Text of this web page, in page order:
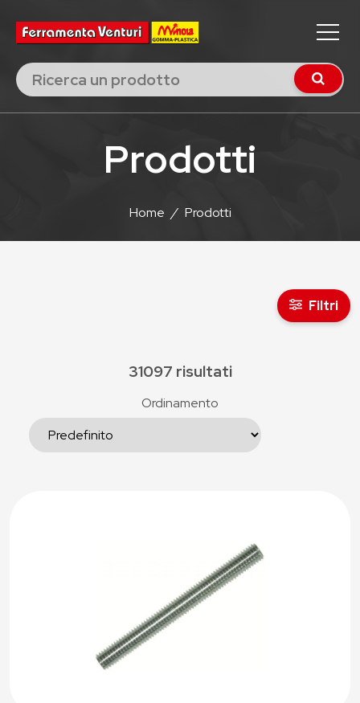
Prodotti
Home / Prodotti
Filtri
31097 risultati
Ordinamento